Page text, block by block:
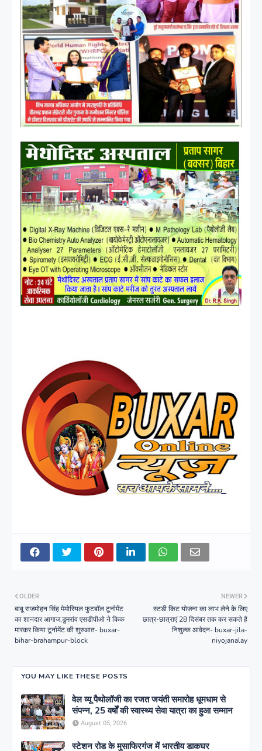
NEWER
स्टडी किट योजना का लाभ लेने के लिए
छात्र-छात्राएं 28 दिसंबर तक कर सकते है
निशुल्क आवेदन- buxar-jila-
niyojanalay
OLDER
बाबू राजमोहन सिंह मेमोरियल फुटबॉल टूर्नामेंट
का शानदार आगाज,डुमरांव एसडीपीओ ने किक
मारकर किया टूर्नामेंट की शुरुआत- buxar-
bihar-brahampur-block
YOU MAY LIKE THESE POSTS
वेल व्यू पैथोलॉजी का रजत जयंती समारोह धूमधाम से
संपन्न, 25 वर्षों की स्वास्थ्य सेवा यात्रा का हुआ सम्मान
August 05, 2026
स्टेशन रोड के मुसाफिरगंज में भारतीय डाकघर